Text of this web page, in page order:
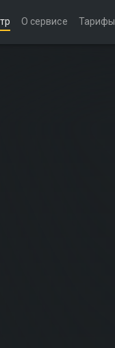
О сервисе Тарифы